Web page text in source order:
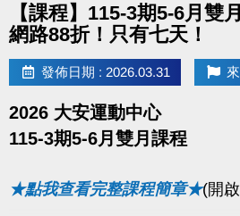
【課程】115-3期5-6月雙
網路88折！只有七天！
發佈日期 : 2026.03.31
2026 大安運動中心
115-3期5-6月雙月課程
★點我查看完整課程簡章★(開